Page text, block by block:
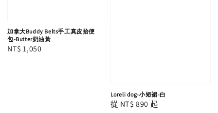
加拿大Buddy Belts手工真皮拾便
包-Butter奶油黃
Regular
NT$ 1,050
Loreli dog-小短裙-白
Regular
從 NT$ 890 起